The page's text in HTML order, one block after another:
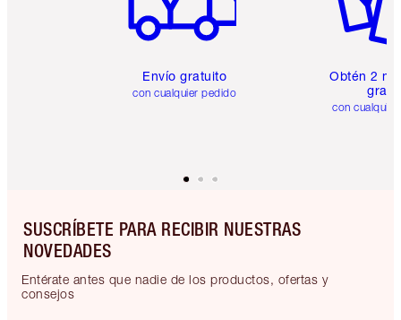
Envío gratuito
con cualquier pedido
Obtén 2
gratis
con
SUSCRÍBETE PARA RECIBIR NUESTRAS
NOVEDADES
Entérate antes que nadie de los productos, ofertas y
consejos